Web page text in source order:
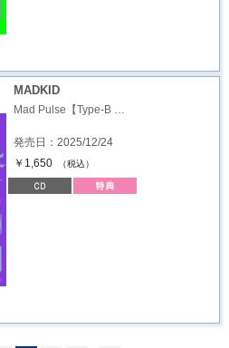
MADKID
Mad Pulse【Type-B …
発売日：2025/12/24
￥1,650
（税込）